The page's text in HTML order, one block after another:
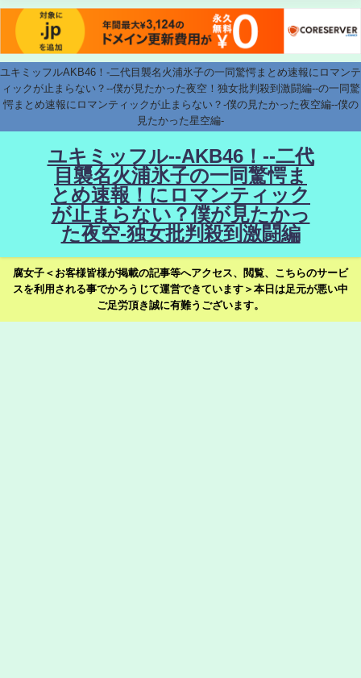
ユキミッフルAKB46！-二代目襲名火浦氷子の一同驚愕まとめ速報にロマンテ
ィックが止まらない？--僕が見たかった夜空！独女批判殺到激闘編--の一同驚
愕まとめ速報にロマンティックが止まらない？-僕の見たかった夜空編--僕の
見たかった星空編-
ユキミッフル--AKB46！--二代
目襲名火浦氷子の一同驚愕ま
とめ速報！にロマンティック
が止まらない？僕が見たかっ
た夜空-独女批判殺到激闘編
腐女子＜お客様皆様が掲載の記事等へアクセス、閲覧、こちらのサービ
スを利用される事でかろうじて運営できています＞本日は足元が悪い中
ご足労頂き誠に有難うございます。